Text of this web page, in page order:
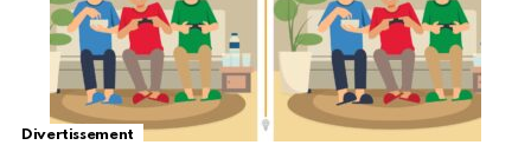
Divertissement